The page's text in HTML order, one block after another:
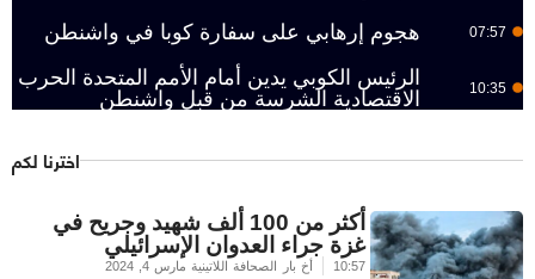
07:57 هجوم إرهابي على سفارة كوبا في واشنطن
10:35
الرئيس الكوبي يدين أمام الأمم المتحدة الحرب
الاقتصادية الشرسة من قبل واشنطن
اخترنا لكم
أكثر من 100 ألف شهيد وجريح في
غزة جراء العدوان الإسرائيلي
10:57 أخ بار الصحافة اللاتينية مارس 4, 2024